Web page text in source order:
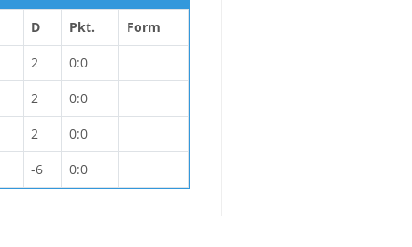
D Pkt. Form
2 0:0
2 0:0
2 0:0
-6 0:0